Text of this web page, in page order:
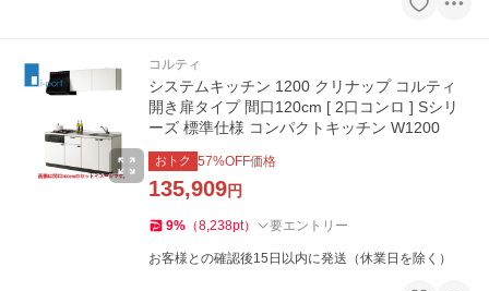
コルティ
システムキッチン 1200 クリナップ コルティ
開き扉タイプ 間口120cm [ 2口コンロ ] Sシリ
ーズ 標準仕様 コンパクトキッチン W1200
おトク 57%OFF価格
135,909円
9% （8,238pt） 要エントリー
お客様との確認後15日以内に発送（休業日を除く）